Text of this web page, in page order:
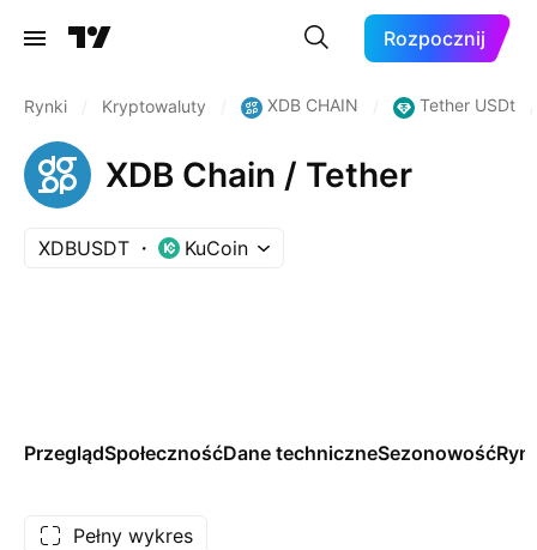
Rozpocznij
Rynki Kryptowaluty XDB CHAIN Tether USDt
XDB Chain / Tether
XDBUSDT KuCoin
PrzeglądSpołecznośćDane techniczneSezonowość
Pełny wykres